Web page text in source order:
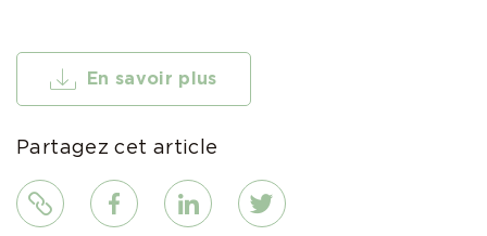
En savoir plus
Partagez cet article
Lien FacebookLinkedIn Twitter